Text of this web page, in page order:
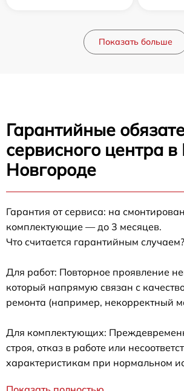
Показать больше
Гарантийные
сервисного центра
Новгороде
Гарантия от сервиса: на
комплектующие — до 3 месяцев.
Что считается гарантийным случаем?
Для работ: Повторное проявление
который напрямую связан с
ремонта (например, некорректный
Для комплектующих:
строя, отказ в работе или
характеристикам при нормальном